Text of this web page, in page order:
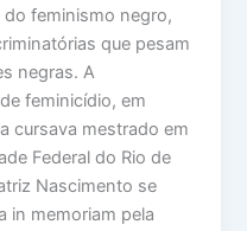
feminismo negro,
que pesam
negras. A
feminicídio, em
cursava mestrado em
Federal do Rio de
Nascimento se
in memoriam pela